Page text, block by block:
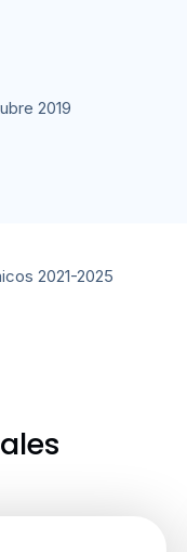
2019
2021-2025